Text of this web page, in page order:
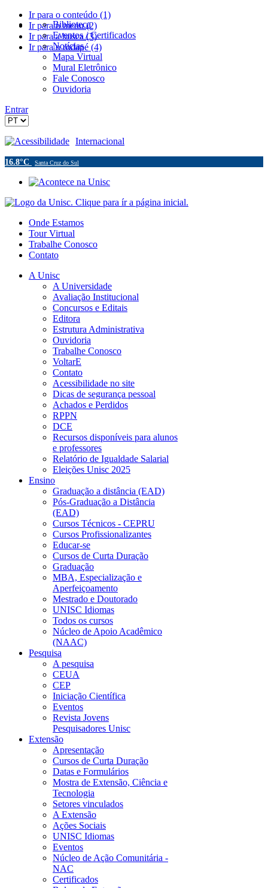
Ir para o conteúdo (1)
Ir para o menu (2)
Ir para a busca (3)
Ir para o rodapé (4)
Biblioteca
Eventos / Certificados
Notícias
Mapa Virtual
Mural Eletrônico
Fale Conosco
Ouvidoria
Entrar
Acessibilidade Internacional
16.8°C Santa Cruz do Sul
Onde Estamos
Tour Virtual
Trabalhe Conosco
Contato
A Unisc
A Universidade
Avaliação Institucional
Concursos e Editais
Editora
Estrutura Administrativa
Ouvidoria
Trabalhe Conosco
VoltarE
Contato
Acessibilidade no site
Dicas de segurança pessoal
Achados e Perdidos
RPPN
DCE
Recursos disponíveis para alunos
e professores
Relatório de Igualdade Salarial
Eleições Unisc 2025
Ensino
Graduação a distância (EAD)
Pós-Graduação a Distância
(EAD)
Cursos Técnicos - CEPRU
Cursos Profissionalizantes
Educar-se
Cursos de Curta Duração
Graduação
MBA, Especialização e
Aperfeiçoamento
Mestrado e Doutorado
UNISC Idiomas
Todos os cursos
Núcleo de Apoio Acadêmico
(NAAC)
Pesquisa
A pesquisa
CEUA
CEP
Iniciação Científica
Eventos
Revista Jovens
Pesquisadores Unisc
Extensão
Apresentação
Cursos de Curta Duração
Datas e Formulários
Mostra de Extensão, Ciência e
Tecnologia
Setores vinculados
A Extensão
Ações Sociais
UNISC Idiomas
Eventos
Núcleo de Ação Comunitária -
NAC
Certificados